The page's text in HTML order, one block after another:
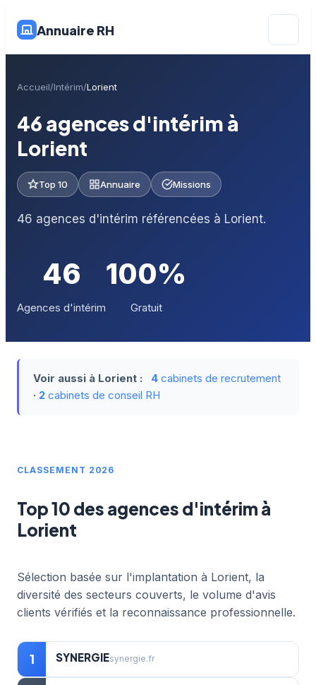
Annuaire RH
Accueil Intérim Lorient
46 agences d'intérim à
Lorient
Top 10 Annuaire Missions
46 agences d'intérim référencées à Lorient.
46
Agences d'intérim
100%
Gratuit
Voir aussi à Lorient : 4 cabinets de recrutement
· 2 cabinets de conseil RH
CLASSEMENT 2026
Top 10 des agences d'intérim à
Lorient
Sélection basée sur l'implantation à Lorient, la
diversité des secteurs couverts, le volume d'avis
clients vérifiés et la reconnaissance professionnelle.
1 SYNERGIEsynergie.fr